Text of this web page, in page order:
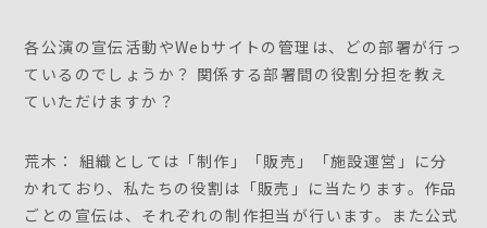
各公演の宣伝活動やWebサイトの管理は、どの部署が行っ
ているのでしょうか？ 関係する部署間の役割分担を教え
ていただけますか？
荒木： 組織としては「制作」「販売」「施設運営」に分
かれており、私たちの役割は「販売」に当たります。作品
ごとの宣伝は、それぞれの制作担当が行います。また公式